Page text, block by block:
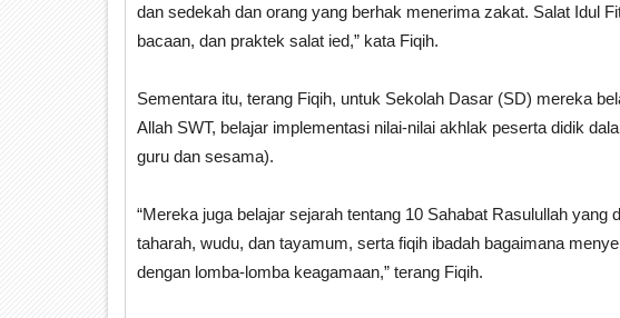
dan sedekah dan orang yang berhak menerima zakat. Salat Idul
bacaan, dan praktek salat ied,” kata Fiqih.
Sementara itu, terang Fiqih, untuk Sekolah Dasar (SD) mereka
Allah SWT, belajar implementasi nilai-nilai akhlak peserta didik
guru dan sesama).
“Mereka juga belajar sejarah tentang 10 Sahabat Rasulullah
taharah, wudu, dan tayamum, serta fiqih ibadah bagaimana
dengan lomba-lomba keagamaan,” terang Fiqih.